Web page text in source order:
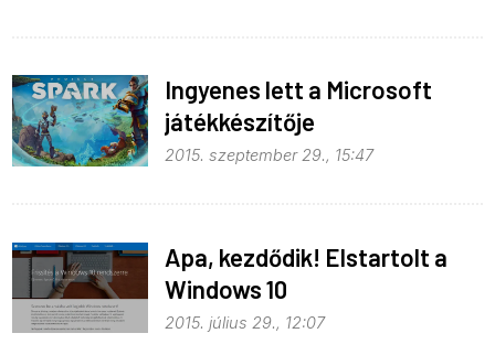
Ingyenes lett a Microsoft
játékkészítője
2015. szeptember 29., 15:47
Apa, kezdődik! Elstartolt a
Windows 10
2015. július 29., 12:07